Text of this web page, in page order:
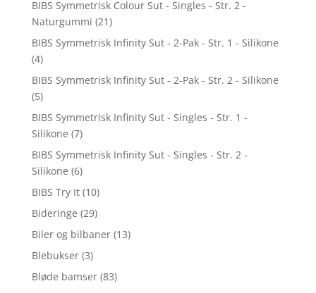
BIBS Symmetrisk Colour Sut - Singles - Str. 2 -
Naturgummi (21)
BIBS Symmetrisk Infinity Sut - 2-Pak - Str. 1 - Silikone
(4)
BIBS Symmetrisk Infinity Sut - 2-Pak - Str. 2 - Silikone
(5)
BIBS Symmetrisk Infinity Sut - Singles - Str. 1 -
Silikone (7)
BIBS Symmetrisk Infinity Sut - Singles - Str. 2 -
Silikone (6)
BIBS Try It (10)
Bideringe (29)
Biler og bilbaner (13)
Blebukser (3)
Bløde bamser (83)